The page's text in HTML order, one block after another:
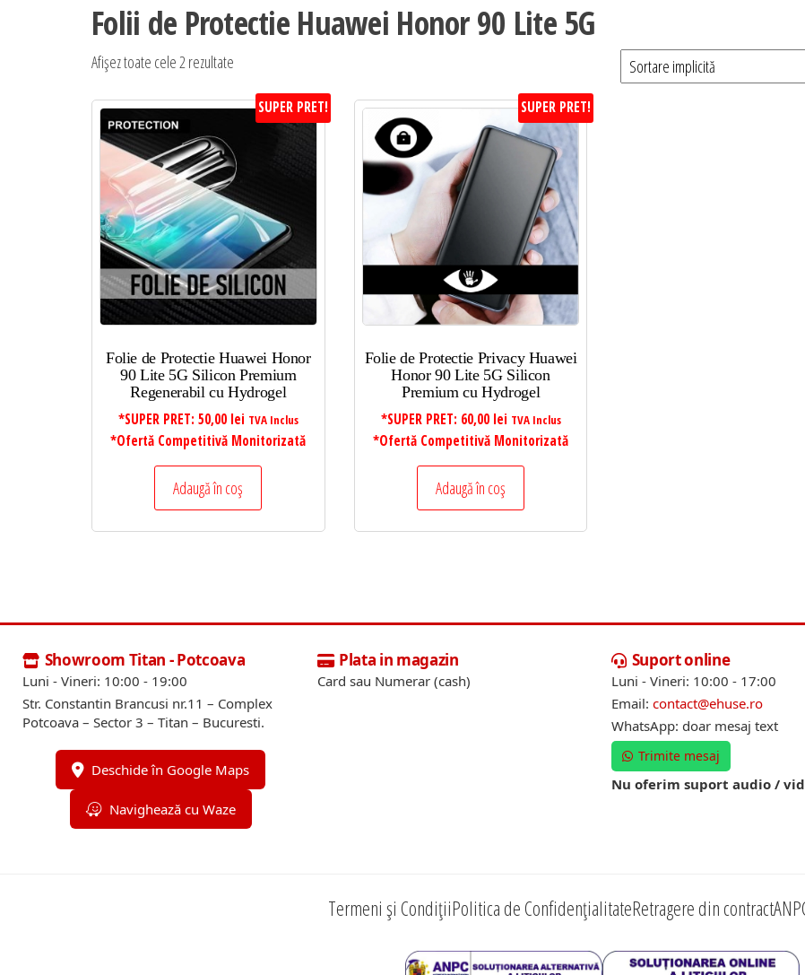
Folii de Protectie Huawei Honor 90 Lite 5G
Afișez toate cele 2 rezultate
SUPER PRET!
Folie de Protectie Huawei Honor
90 Lite 5G Silicon Premium
Regenerabil cu Hydrogel
*SUPER PRET: 50,00 lei TVA Inclus
*Ofertă Competitivă Monitorizată
Adaugă în coș
SUPER PRET!
Folie de Protectie Privacy Huawei
Honor 90 Lite 5G Silicon
Premium cu Hydrogel
*SUPER PRET: 60,00 lei TVA Inclus
*Ofertă Competitivă Monitorizată
Adaugă în coș
Showroom Titan - Potcoava
Luni - Vineri: 10:00 - 19:00
Str. Constantin Brancusi nr.11 – Complex
Potcoava – Sector 3 – Titan – Bucuresti.
Deschide în Google Maps
Navighează cu Waze
Plata in magazin
Card sau Numerar (cash)
Suport online
Luni - Vineri: 10:00 - 17:00
Email: contact@ehuse.ro
WhatsApp: doar mesaj text
Trimite mesaj
Nu oferim suport audio /
Termeni și CondițiiPolitica de ConfidențialitateRetragere din contract